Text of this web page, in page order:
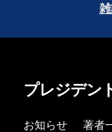
プレジデン
お知らせ 著者